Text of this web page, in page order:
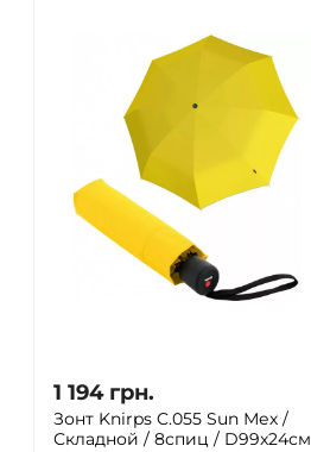
1 194 грн.
Зонт Knirps C.055 Sun Мех /
Складной / 8спиц / D99x24см